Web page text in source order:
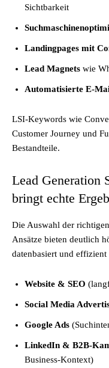
Sichtbarkeit
Landingpages mit
Lead Magnets wie
Automatisierte E-
LSI-Keywords wie
Customer Journey und
Bestandteile.
Lead Generation
bringt echte
Die Auswahl der
Ansätze bieten deutlich
datenbasiert und
Website & SEO
Social Media
Google Ads
LinkedIn & B2B-
Business-Kontext)